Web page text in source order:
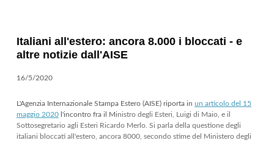
Italiani all'estero: ancora 8.000 i bloccati - e
altre notizie dall'AISE
16/5/2020
L'Agenzia Internazionale Stampa Estero (AISE) riporta in un articolo del 15
maggio 2020 l'incontro fra il Ministro degli Esteri, Luigi di Maio, e il
Sottosegretario agli Esteri Ricardo Merlo. Si parla della questione degli
italiani bloccati all'estero, ancora 8000, secondo stime del Ministero degli